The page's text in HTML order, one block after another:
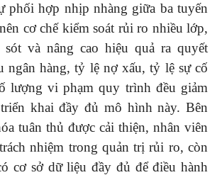
phối hợp nhịp nhàng giữa ba tuyến
cơ chế kiểm soát rủi ro nhiều lớp,
sót và nâng cao hiệu quả ra quyết
ngân hàng, tỷ lệ nợ xấu, tỷ lệ sự cố
lượng vi phạm quy trình đều giảm
khai đầy đủ mô hình này. Bên
tuân thủ được cải thiện, nhân viên
nhiệm trong quản trị rủi ro, còn
cơ sở dữ liệu đầy đủ để điều hành